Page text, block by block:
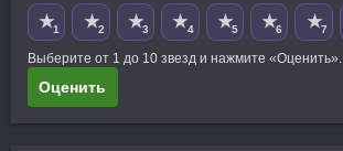
★1 ★2 ★3 ★4 ★5 ★6 ★7
Выберите от 1 до 10 звезд и нажмите «Оценить».
Оценить